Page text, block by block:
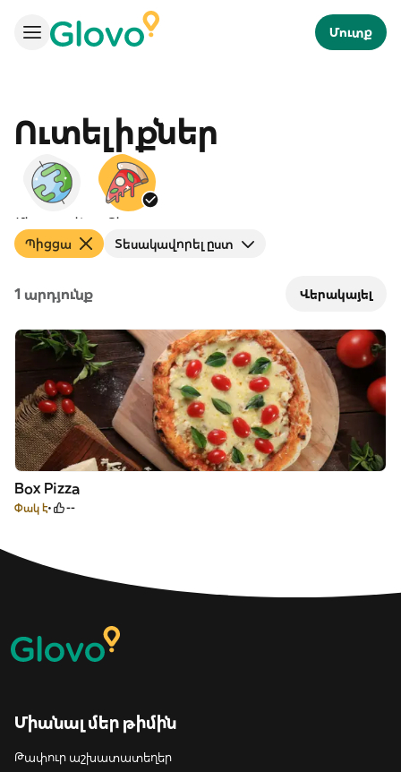
Մուտք
Ուտելիքներ
Միջազգային Պիցցա
Պիցցա Տեսակավորել ըստ
1 արդյունք Վերակայել
Box Pizza
Փակ է --
Միանալ մեր թիմին
Թափուր աշխատատեղեր